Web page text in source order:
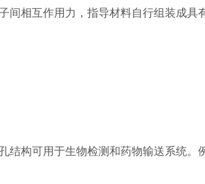
相互作用力，指导材料自行组装成具
构可用于生物检测和药物输送系统。